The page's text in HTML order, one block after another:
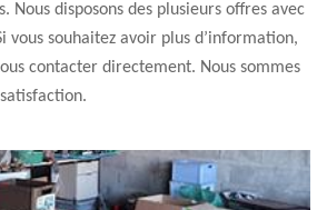
Nous disposons des plusieurs offres avec
vous souhaitez avoir plus d’information,
contacter directement. Nous sommes